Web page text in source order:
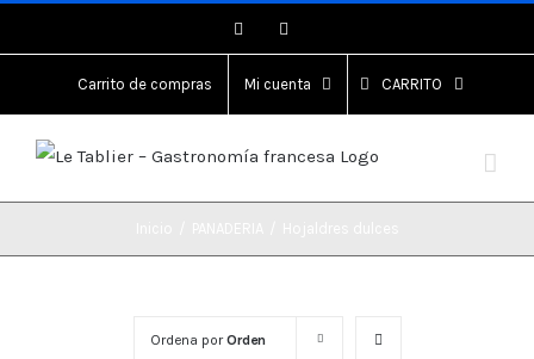
al
contenido
Instagram
Carrito de compras Mi cuenta CARRITO
Ordena porOrden